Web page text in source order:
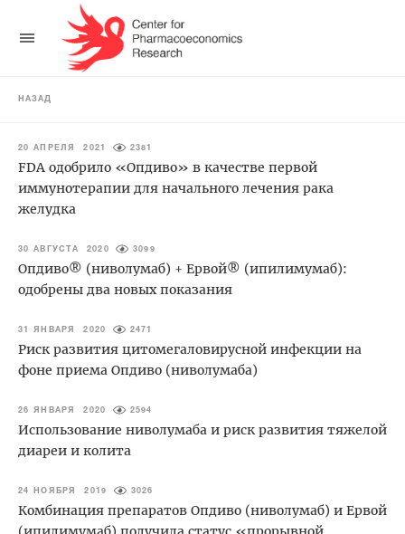
НАЗАД
20 АПРЕЛЯ 2021 2381
FDA одобрило «Опдиво» в качестве первой
иммунотерапии для начального лечения рака
желудка
30 АВГУСТА 2020 3099
Опдиво® (ниволумаб) + Ервой® (ипилимумаб):
одобрены два новых показания
31 ЯНВАРЯ 2020 2471
Риск развития цитомегаловирусной инфекции на
фоне приема Опдиво (ниволумаба)
26 ЯНВАРЯ 2020 2594
Использование ниволумаба и риск развития тяжелой
диареи и колита
24 НОЯБРЯ 2019 3026
Комбинация препаратов Опдиво (ниволумаб) и Ервой